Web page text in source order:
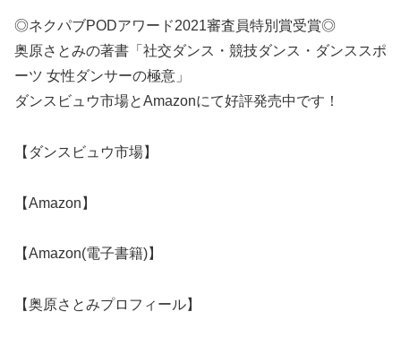
◎ネクパブPODアワード2021審査員特別賞受賞◎
奥原さとみの著書「社交ダンス・競技ダンス・ダンススポ
ーツ 女性ダンサーの極意」
ダンスビュウ市場とAmazonにて好評発売中です！
【ダンスビュウ市場】
【Amazon】
【Amazon(電子書籍)】
【奥原さとみプロフィール】